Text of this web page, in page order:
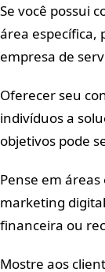
Se você possui
área específica,
empresa de
Oferecer seu
indivíduos a
objetivos pode
Pense em
marketing
financeira ou
Mostre aos